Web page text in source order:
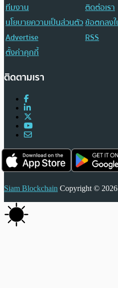
ทีมงาน
ติดต่อเรา
นโยบายความเป็นส่วนตัวข้อตกลง
Advertise
RSS
ตั้งค่าคุกกี้
ติดตามเรา
Siam Blockchain Copyright ©